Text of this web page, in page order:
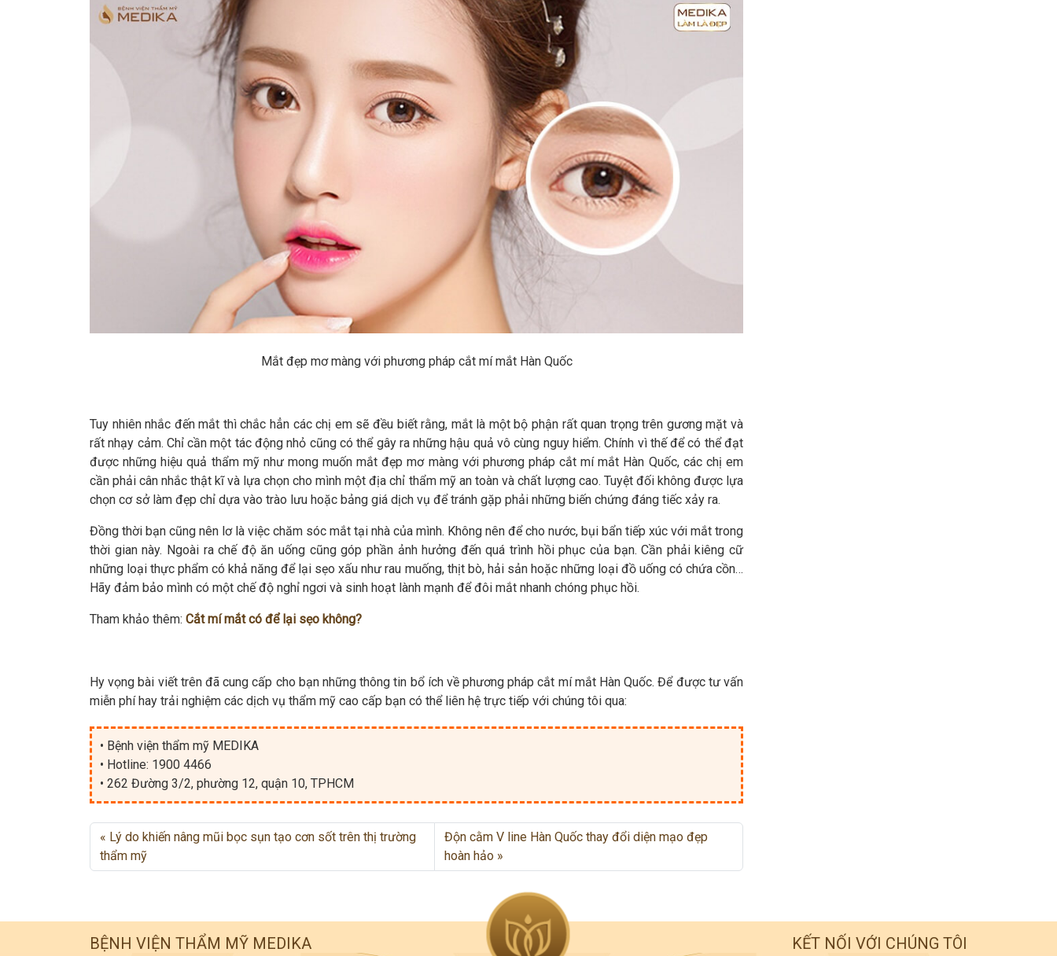
Mắt đẹp mơ màng với phương pháp cắt mí mắt Hàn Quốc
Tuy nhiên nhắc đến mắt thì chắc hẳn các chị em sẽ đều biết rằng, mắt là một bộ phận rất quan trọng trên gương mặt và
rất nhạy cảm. Chỉ cần một tác động nhỏ cũng có thể gây ra những hậu quả vô cùng nguy hiểm. Chính vì thế để có thể đạt
được những hiệu quả thẩm mỹ như mong muốn mắt đẹp mơ màng với phương pháp cắt mí mắt Hàn Quốc, các chị em
cần phải cân nhắc thật kĩ và lựa chọn cho mình một địa chỉ thẩm mỹ an toàn và chất lượng cao. Tuyệt đối không được lựa
chọn cơ sở làm đẹp chỉ dựa vào trào lưu hoặc bảng giá dịch vụ để tránh gặp phải những biến chứng đáng tiếc xảy ra.
Đồng thời bạn cũng nên lơ là việc chăm sóc mắt tại nhà của mình. Không nên để cho nước, bụi bẩn tiếp xúc với mắt trong
thời gian này. Ngoài ra chế độ ăn uống cũng góp phần ảnh hưởng đến quá trình hồi phục của bạn. Cần phải kiêng cữ
những loại thực phẩm có khả năng để lại sẹo xấu như rau muống, thịt bò, hải sản hoặc những loại đồ uống có chứa cồn…
Hãy đảm bảo mình có một chế độ nghỉ ngơi và sinh hoạt lành mạnh để đôi mắt nhanh chóng phục hồi.
Tham khảo thêm: Cắt mí mắt có để lại sẹo không?
Hy vọng bài viết trên đã cung cấp cho bạn những thông tin bổ ích về phương pháp cắt mí mắt Hàn Quốc. Để được tư vấn
miễn phí hay trải nghiệm các dịch vụ thẩm mỹ cao cấp bạn có thể liên hệ trực tiếp với chúng tôi qua:
• Bệnh viện thẩm mỹ MEDIKA
• Hotline: 1900 4466
• 262 Đường 3/2, phường 12, quận 10, TPHCM
Lý do khiến nâng mũi bọc sụn tạo cơn sốt trên thị trường
thẩm mỹ
Độn cằm V line Hàn Quốc thay đổi diện mạo đẹp
hoàn hảo
BỆNH VIỆN THẨM MỸ MEDIKA KẾT NỐI VỚI CHÚNG TÔI